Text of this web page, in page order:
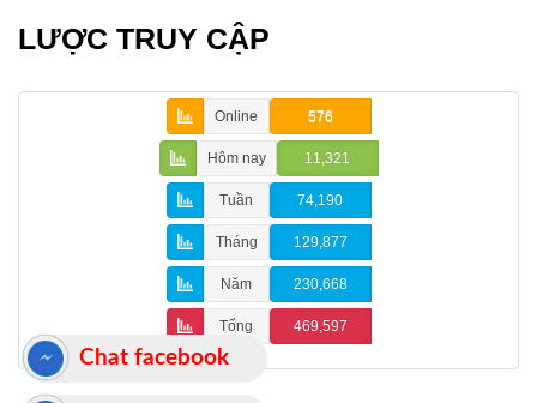
LƯỢC TRUY CẬP
Online 576
Hôm nay 11,321
Tuần 74,190
Tháng 129,877
Năm 230,668
Tổng 469,597
Chat facebook